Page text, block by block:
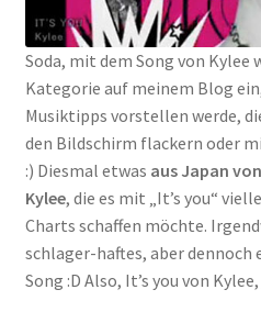
Soda, mit dem Song von Kylee
Kategorie auf meinem Blog
Musiktipps vorstellen werde,
den Bildschirm flackern oder
:) Diesmal etwas aus Japan
Kylee, die es mit „It’s you“
Charts schaffen möchte.
schlager-haftes, aber dennoch
Song :D Also, It’s you von Kylee,